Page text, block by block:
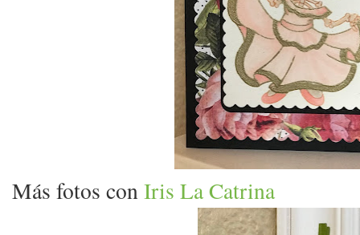
Más fotos conIris La Catrina